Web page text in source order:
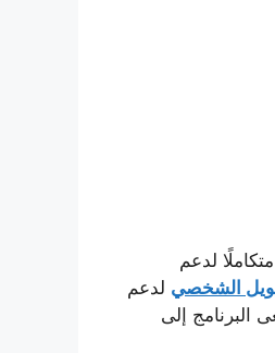
لدعم
الشخصي لدعم
البرنامج إلى